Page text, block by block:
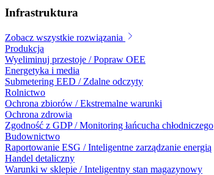
Infrastruktura
Zobacz wszystkie rozwiązania
Produkcja
Wyeliminuj przestoje / Popraw OEE
Energetyka i media
Submetering EED / Zdalne odczyty
Rolnictwo
Ochrona zbiorów / Ekstremalne warunki
Ochrona zdrowia
Zgodność z GDP / Monitoring łańcucha chłodniczego
Budownictwo
Raportowanie ESG / Inteligentne zarządzanie energią
Handel detaliczny
Warunki w sklepie / Inteligentny stan magazynowy